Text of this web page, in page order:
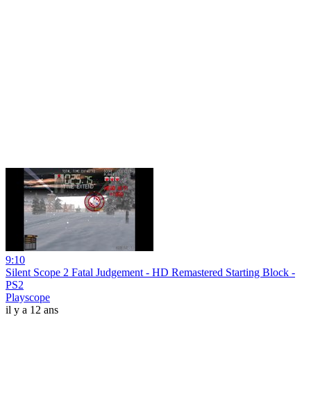
9:10
Silent Scope 2 Fatal Judgement - HD Remastered Starting Block -
PS2
Playscope
il y a 12 ans